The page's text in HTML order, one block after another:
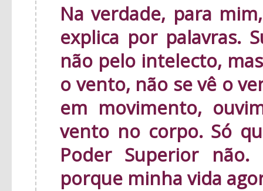
Na verdade, para
explica por palavras.
não pelo intelecto,
o vento, não se vê o
em movimento,
vento no corpo. Só
Poder Superior
porque minha vida